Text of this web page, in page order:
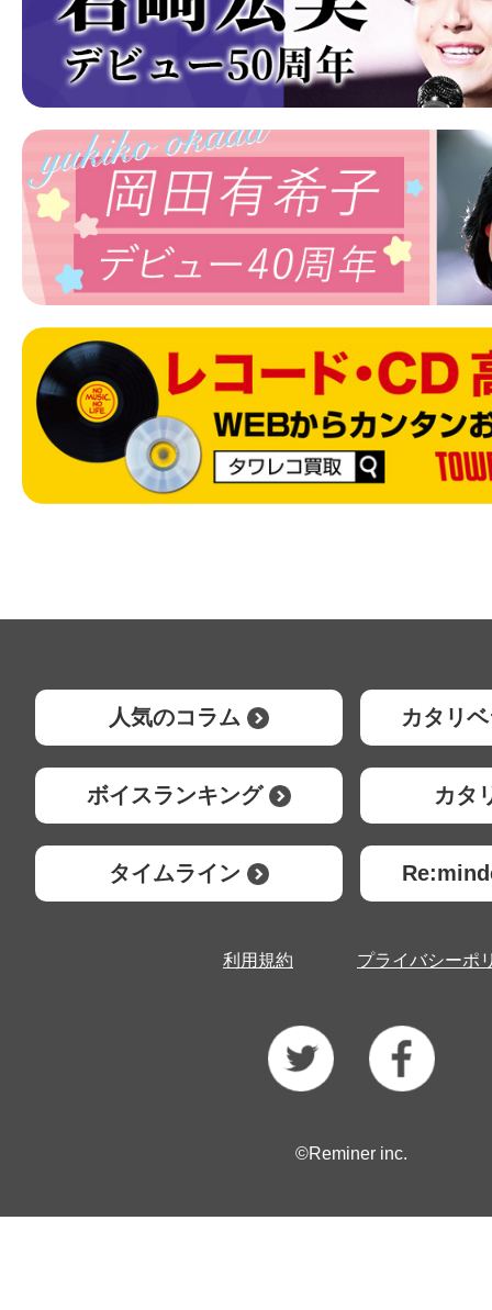
人気のコラム カタリ
ボイスランキング カタ
タイムライン
利用規約 プライバシーポ
©Reminer inc.